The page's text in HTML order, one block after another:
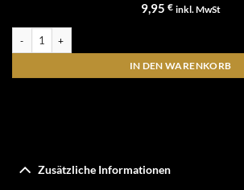
9,95 € inkl. MwSt
IN DEN WARENKORB
Zusätzliche Informationen